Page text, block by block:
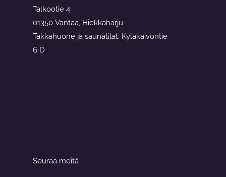
Talkootie 4
01350 Vantaa, Hiekkaharju
Takkahuone ja saunatilat: Kyläkaivontie
6 D
Seuraa meitä